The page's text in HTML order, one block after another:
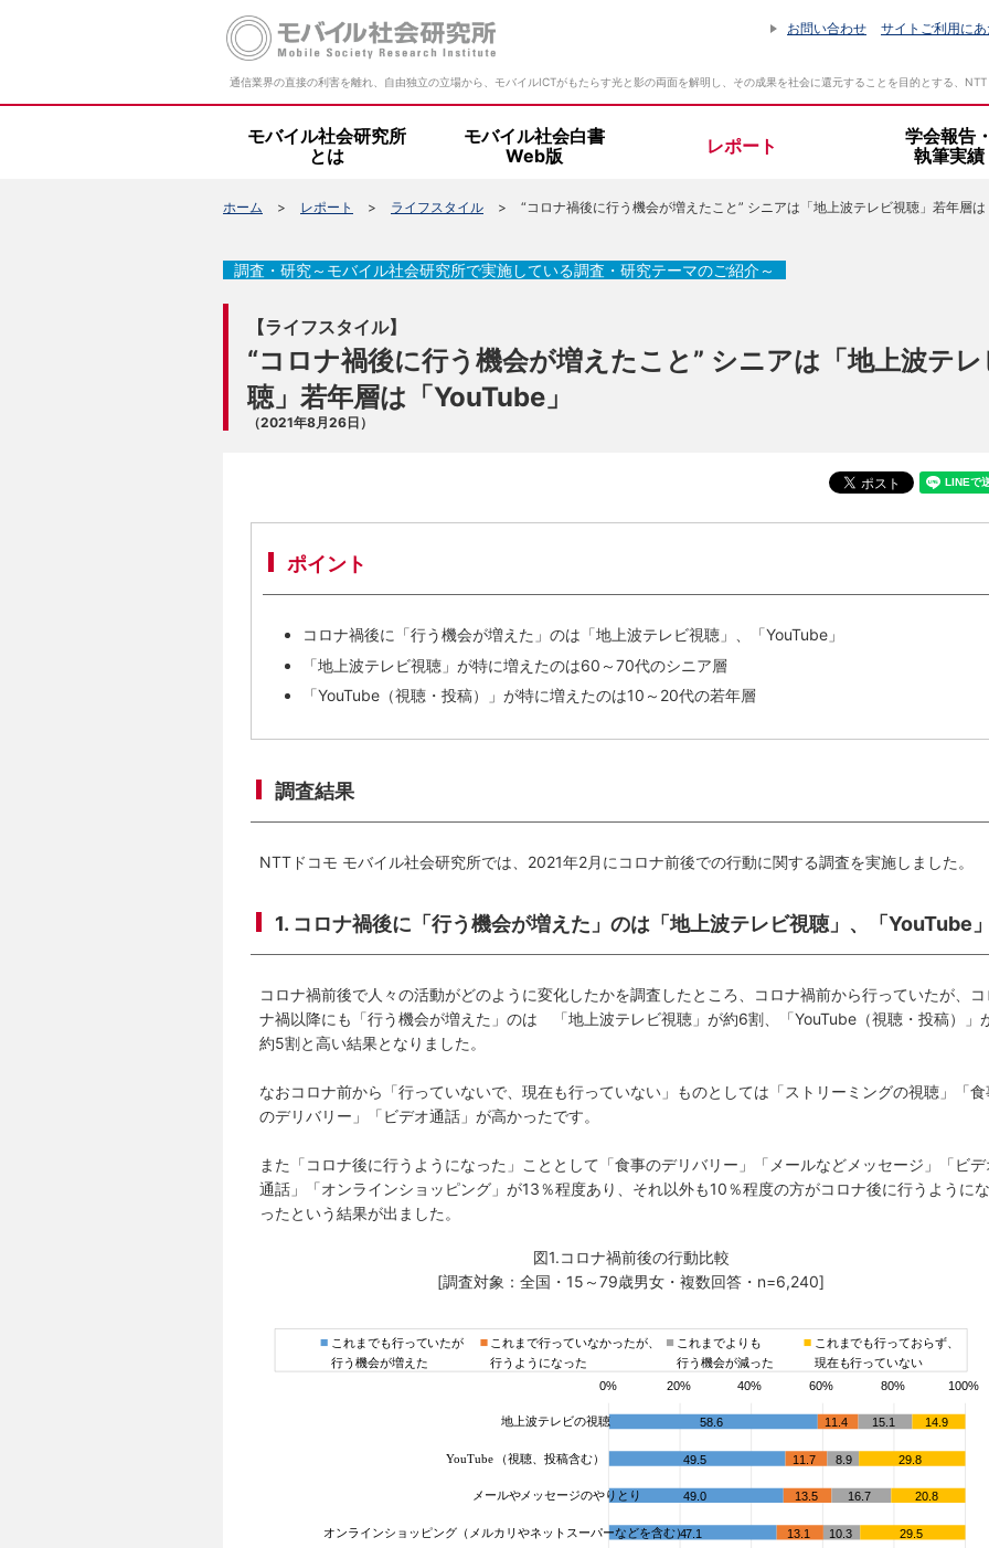
お問い合わせ サイトご利用に
通信業界の直接の利害を離れ、自由独立の立場から、モバイルICTがもたらす光と影の両面を解明し、その成果を社会に還元することを目的とする、
モバイル社会研究所
とは
所長挨拶
モバイル社会白書
Web版
レポート
学会報告
執筆実績
ホーム レポート ライフスタイル “コロナ禍後に行う機会が増えたこと” シニアは「地上波テレビ視聴」若年層
【ライフスタイル】
“コロナ禍後に行う機会が増えたこと” シニアは「地上波テ
聴」若年層は「YouTube」
（2021年8月26日）
調査・研究～モバイル社会研究所で実施している調査・研究テーマのご紹介～
ポイント
コロナ禍後に「行う機会が増えた」のは「地上波テレビ視聴」、「YouTube」
「地上波テレビ視聴」が特に増えたのは60～70代のシニア層
「YouTube（視聴・投稿）」が特に増えたのは10～20代の若年層
調査結果
NTTドコモ モバイル社会研究所では、2021年2月にコロナ前後での行動に関する調査を実施しました。
1. コロナ禍後に「行う機会が増えた」のは「地上波テレビ視聴」、「YouTube
コロナ禍前後で人々の活動がどのように変化したかを調査したところ、コロナ禍前から行っていたが、コ
ナ禍以降にも「行う機会が増えた」のは 「地上波テレビ視聴」が約6割、「YouTube（視聴・投稿）」
約5割と高い結果となりました。
なおコロナ前から「行っていないで、現在も行っていない」ものとしては「ストリーミングの視聴」「食
のデリバリー」「ビデオ通話」が高かったです。
また「コロナ後に行うようになった」こととして「食事のデリバリー」「メールなどメッセージ」「ビデ
通話」「オンラインショッピング」が13％程度あり、それ以外も10％程度の方がコロナ後に行うようにな
ったという結果が出ました。
図1.コロナ禍前後の行動比較
[調査対象：全国・15～79歳男女・複数回答・n=6,240]